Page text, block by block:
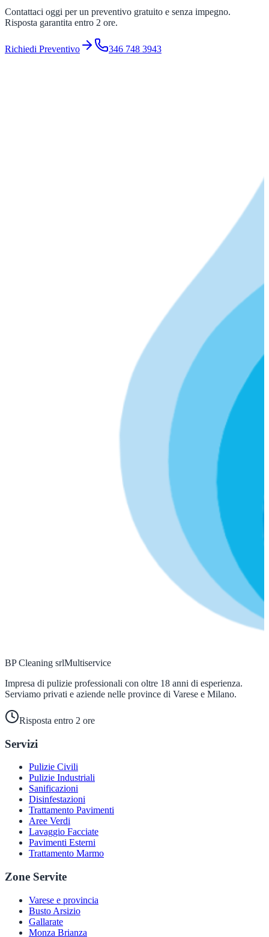
Contattaci oggi per un preventivo gratuito e senza impegno.
Risposta garantita entro 2 ore.
Richiedi Preventivo 346 748 3943
BP Cleaning srlMultiservice
Impresa di pulizie professionali con oltre 18 anni di esperienza.
Serviamo privati e aziende nelle province di Varese e Milano.
Risposta entro 2 ore
Servizi
Pulizie Civili
Pulizie Industriali
Sanificazioni
Disinfestazioni
Trattamento Pavimenti
Aree Verdi
Lavaggio Facciate
Pavimenti Esterni
Trattamento Marmo
Zone Servite
Varese e provincia
Busto Arsizio
Gallarate
Monza Brianza